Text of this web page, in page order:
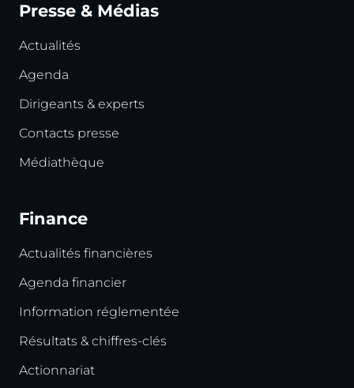
Presse & Médias
Actualités
Agenda
Dirigeants & experts
Contacts presse
Médiathèque
Finance
Actualités financières
Agenda financier
Information réglementée
Résultats & chiffres-clés
Actionnariat